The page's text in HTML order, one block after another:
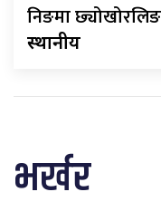
निङमा छ्योखोरलिङ
स्थानीय
भर्खर